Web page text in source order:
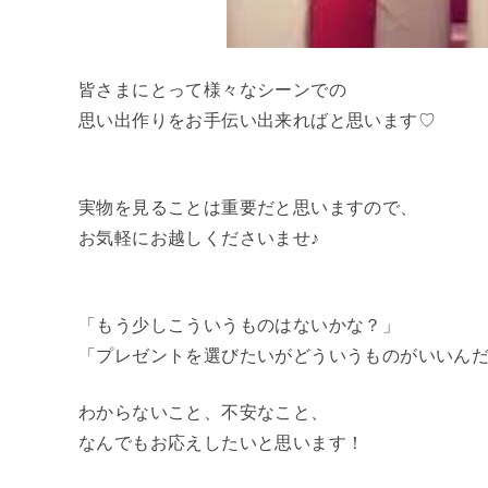
皆さまにとって様々なシーンでの
思い出作りをお手伝い出来ればと思います♡
実物を見ることは重要だと思いますので、
お気軽にお越しくださいませ♪
「もう少しこういうものはないかな？」
「プレゼントを選びたいがどういうものがいいん
わからないこと、不安なこと、
なんでもお応えしたいと思います！